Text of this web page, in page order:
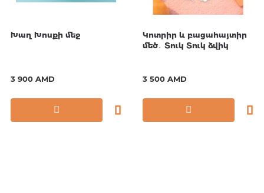
Խաղ Խոսքի մեջ
3 900 AMD
Կոտրիր և բացահայտիր
մեծ․ Տուկ Տուկ ձվիկ
3 500 AMD